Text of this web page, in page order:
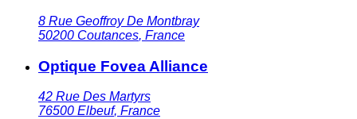
8 Rue Geoffroy De Montbray
50200 Coutances, France
Optique Fovea Alliance
42 Rue Des Martyrs
76500 Elbeuf, France